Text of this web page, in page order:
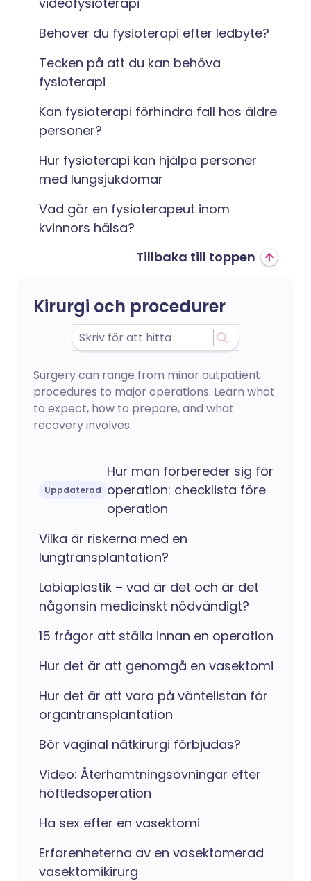
Behöver du fysioterapi efter ledbyte?
Tecken på att du kan behöva
fysioterapi
Kan fysioterapi förhindra fall hos äldre
personer?
Hur fysioterapi kan hjälpa personer
med lungsjukdomar
Vad gör en fysioterapeut inom
kvinnors hälsa?
Tillbaka till toppen
Kirurgi och procedurer
Surgery can range from minor outpatient
procedures to major operations. Learn what
to expect, how to prepare, and what
recovery involves.
Uppdaterad
Hur man förbereder sig för
operation: checklista före
operation
Vilka är riskerna med en
lungtransplantation?
Labiaplastik – vad är det och är det
någonsin medicinskt nödvändigt?
15 frågor att ställa innan en operation
Hur det är att genomgå en vasektomi
Hur det är att vara på väntelistan för
organtransplantation
Bör vaginal nätkirurgi förbjudas?
Video: Återhämtningsövningar efter
höftledsoperation
Ha sex efter en vasektomi
Erfarenheterna av en vasektomerad
vasektomikirurg